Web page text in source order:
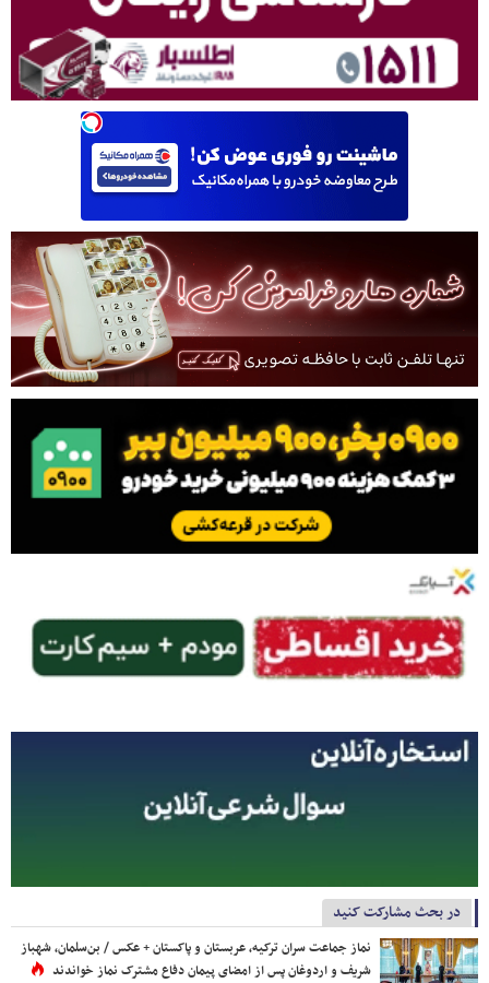
در بحث مشارکت کنید
نماز جماعت سران ترکیه، عربستان و پاکستان + عکس / بن‌سلمان، شهباز
شریف و اردوغان پس از امضای پیمان دفاع مشترک نماز خواندند